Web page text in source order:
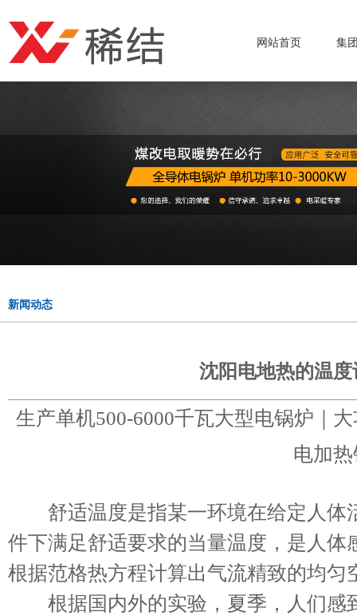
网站首页 集
新闻动态
沈阳电地热的温
生产单机500-6000千瓦大型电锅炉｜
电加
舒适温度是指某一环境在给定人体
件下满足舒适要求的当量温度，是人
根据范格热方程计算出气流精致的均匀
根据国内外的实验，夏季，人们感